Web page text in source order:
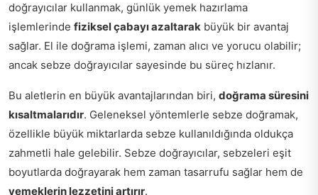
doğrayıcılar kullanmak, günlük yemek hazırlama
işlemlerinde fiziksel çabayı azaltarak büyük bir avantaj
sağlar. El ile doğrama işlemi, zaman alıcı ve yorucu olabilir;
ancak sebze doğrayıcılar sayesinde bu süreç hızlanır.
Bu aletlerin en büyük avantajlarından biri, doğrama süresini
kısaltmalarıdır. Geleneksel yöntemlerle sebze doğramak,
özellikle büyük miktarlarda sebze kullanıldığında oldukça
zahmetli hale gelebilir. Sebze doğrayıcılar, sebzeleri eşit
boyutlarda doğrayarak hem zaman tasarrufu sağlar hem de
yemeklerin lezzetini artırır.